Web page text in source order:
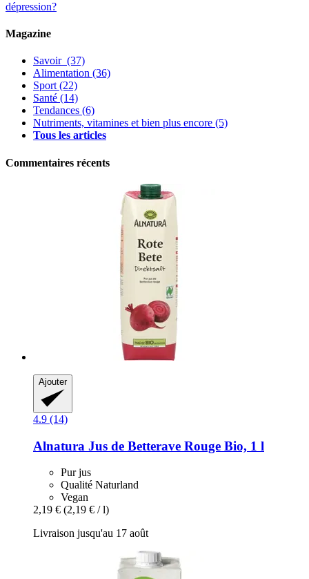
dépression?
Magazine
Savoir (37)
Alimentation (36)
Sport(22)
Santé (14)
Tendances (6)
Nutriments, vitamines et bien plus encore (5)
Tous les articles
Commentaires récents
Ajouter
4.9 (14)
Alnatura Jus de Betterave Rouge Bio, 1 l
Pur jus
Qualité Naturland
Vegan
2,19 € (2,19 € / l)
Livraison jusqu'au 17 août